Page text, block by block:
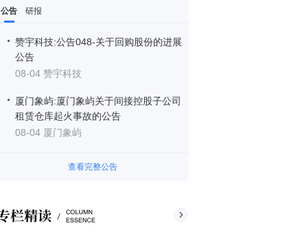
公告 研报
赞宇科技:公告048-关于回购股份的进展
公告
08-04 赞宇科技
厦门象屿:厦门象屿关于间接控股子公司
租赁仓库起火事故的公告
08-04 厦门象屿
查看完整公告